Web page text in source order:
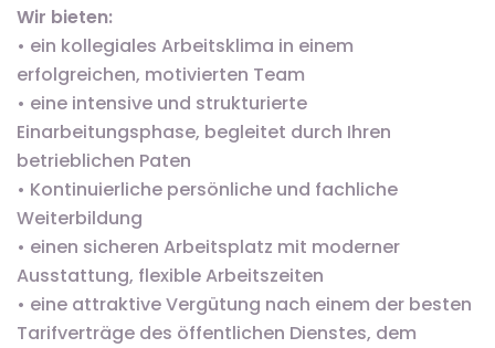
Wir bieten:
• ein kollegiales Arbeitsklima in einem
erfolgreichen, motivierten Team
• eine intensive und strukturierte
Einarbeitungsphase, begleitet durch Ihren
betrieblichen Paten
• Kontinuierliche persönliche und fachliche
Weiterbildung
• einen sicheren Arbeitsplatz mit moderner
Ausstattung, flexible Arbeitszeiten
• eine attraktive Vergütung nach einem der besten
Tarifverträge des öffentlichen Dienstes, dem